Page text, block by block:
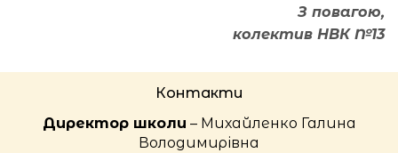
З повагою,
колектив НВК №13
Контакти
Директор школи – Михайленко Галина
Володимирівна